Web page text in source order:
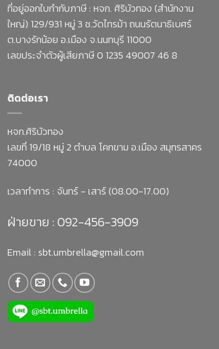
ที่อยู่ออกใบกำกับภาษี : หจก. ศิริบัวทอง (สำนักงาน
ใหญ่) 129/931 หมู่ 3 ซ.วัดไทรม้า ถนนรัตนาธิเบศร์
ต.บางรักน้อย อ.เมือง จ.นนทบุรี 11000
เลขประจำตัวผู้เสียภาษี 0 1235 49007 46 8
ติดต่อเรา
หจก.ศิริบัวทอง
เลขที่ 19/18 หมู่ 2 ตำบล โคกขาม อ.เมือง สมุทรสาคร
74000
เวลาทำการ : จันทร์ - เสาร์ (08.00-17.00)
ฝ่ายขาย : 092-456-3909
Email : sbt.umbrella@gmail.com